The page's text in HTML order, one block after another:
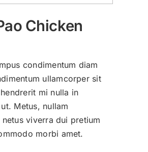
Chicken
condimentum diam
ullamcorper sit
mi nulla in
Metus, nullam
netus viverra dui pretium
morbi amet.